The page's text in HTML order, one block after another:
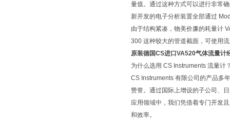
量值。通过这种方式可以进行非常
新开发的电子分析装置全部通过
由于结构紧凑，物美价廉的耗量计
300 这种较大的管道截面，可使用
原装德国CS进口VA520气体流量计
为什么选用 CS Instruments 流量计
CS Instruments 有限公司的产品多
赞誉。通过国际上增设的子公司、
应用领域中，我们凭借着专门开发
和效率。